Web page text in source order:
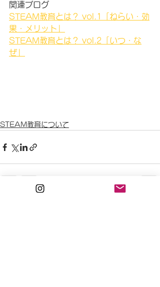
関連ブログ
STEAM教育とは？ vol.1「ねらい・効
果・メリット」
STEAM教育とは？ vol.2「いつ・な
ぜ」
STEAM教育について